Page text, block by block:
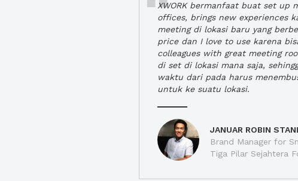
XWORK bermanfaat buat set up
offices, brings new experiences
meeting di lokasi baru yang
price dan I love to use karena
colleagues with great meeting
di set di lokasi mana saja,
waktu dari pada harus
untuk ke suatu lokasi.
JANUAR ROBIN
Brand Manager for
Tiga Pilar Sejahtera